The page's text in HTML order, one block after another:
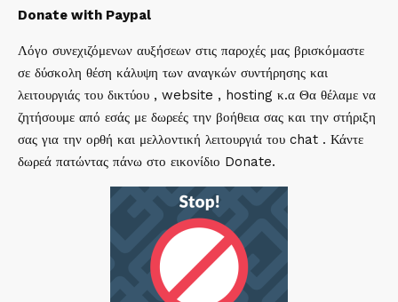
Donate with Paypal
Λόγο συνεχιζόμενων αυξήσεων στις παροχές μας βρισκόμαστε
σε δύσκολη θέση κάλυψη των αναγκών συντήρησης και
λειτουργιάς του δικτύου , website , hosting κ.α Θα θέλαμε να
ζητήσουμε από εσάς με δωρεές την βοήθεια σας και την στήριξη
σας για την ορθή και μελλοντική λειτουργιά του chat . Κάντε
δωρεά πατώντας πάνω στο εικονίδιο Donate.